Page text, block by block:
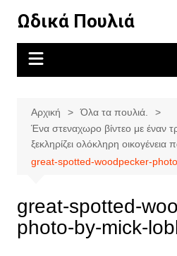
περιεχόμενο
Ωδικά Πουλιά
Αρχική
Όλα τα πουλιά.
Ένα στεναχωρο βίντεο με έναν
ξεκληρίζει ολόκληρη οικογένεια
great-spotted-woodpecker-
great-spotted-
photo-by-mick-